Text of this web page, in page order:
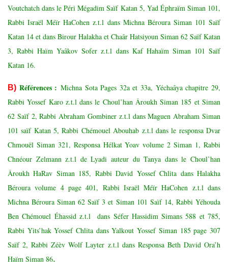
Voutchatch dans le Péri Mégadim Saïf Katan 5, Yad Éphraïm Siman 101,
Rabbi Israël Méïr HaCohen z.t.l dans Michna Béroura Siman 101 Saïf
Katan 14 et dans Birour Halakha et Chaâr Hatsiyoun Siman 62 Saïf Katan
3, Rabbi Haïm Yaâkov Sofer z.t.l dans Kaf Hahaïm Siman 101 Saïf
Katan 16.
B) Références: Michna Sota Pages 32a et 33a, Yéchaâya chapitre 29,
Rabbi Yossef Karo z.t.l dans le Choul’han Âroukh Siman 185 et Siman
62 Saïf 2, Rabbi Abraham Gombiner z.t.l dans Maguen Abraham Siman
101 saïf Katan 5, Rabbi Chémouel Abouhab z.t.l dans le responsa Dvar
Chmouël Siman 321, Responsa Hélkat Yoav volume 2 Siman 1, Rabbi
Chnéour Zelmann z.t.l de Lyadi auteur du Tanya dans le Choul’han
Âroukh HaRav Siman 185, Rabbi David Yossef Chlita dans Halakha
Béroura volume 4 page 401, Rabbi Israël Méïr HaCohen z.t.l dans
Michna Béroura Siman 62 Saïf 3 et Siman 101 Saïf 14, Rabbi Yéhouda
Ben Chémouel Éhassid z.t.l dans Séfer Hassidim Simans 588 et 785,
Rabbi Yits’hak Yossef Chlita dans Yalkout Yossef Siman 185 page 307
Saïf 2, Rabbi Zéèv Wolf Layter z.t.l dans Responsa Beth David Ora’h
Haïm Siman 86.